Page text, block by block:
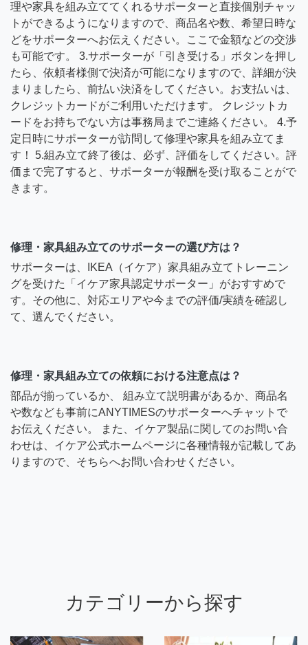
理や家具を組み立ててくれるサポーターと直接個別チャッ
トができるようになりますので、商品名や数、希望日時な
どをサポーターへお伝えください。ここで金額などの交渉
も可能です。 3.サポーターが「引き受ける」ボタンを押し
たら、依頼者様側で決済が可能になりますので、詳細が決
まりましたら、前払い決済をしてください。お支払いは、
クレジットカードがご利用いただけます。 クレジットカ
ードをお持ちでない方は事務局までご連絡ください。 4.予
定日時にサポーターが訪問して修理や家具を組み立てま
す！ 5.組み立て終了後は、必ず、評価をしてください。評
価まで完了すると、サポーターが報酬を受け取ることがで
きます。
修理・家具組み立てのサポーターの選び方は？
サポーターは、IKEA（イケア）家具組み立てトレーニン
グを受けた「イケア家具認定サポーター」がおすすめで
す。その他に、対応エリアや今までの評価/実績を確認し
て、選んでください。
修理・家具組み立ての依頼における注意点は？
部品が揃っているか、 組み立て説明書があるか、商品名
や数なども事前にANYTIMESのサポーターへチャットで
お伝えください。 また、イケア製品に関してのお問い合
わせは、イケア公式ホームページに各種情報が記載してあ
りますので、そちらへお問い合わせください。
カテゴリーから探す